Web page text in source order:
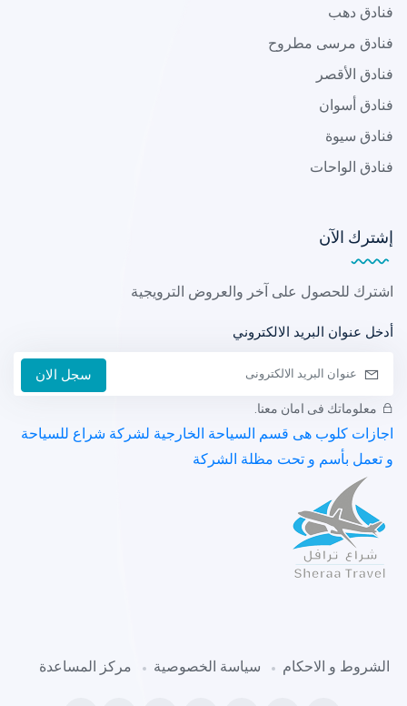
فنادق دهب
فنادق مرسى مطروح
فنادق الأقصر
فنادق أسوان
فنادق سيوة
فنادق الواحات
إشترك الآن
اشترك للحصول على آخر والعروض الترويجية
أدخل عنوان البريد الالكتروني
سجل الان
معلوماتك فى امان معنا.
اجازات كلوب هى قسم السياحة الخارجية لشركة شراع للسياحة
و تعمل بأسم و تحت مظلة الشركة
الشروط و الاحكام سياسة الخصوصية مركز المساعدة